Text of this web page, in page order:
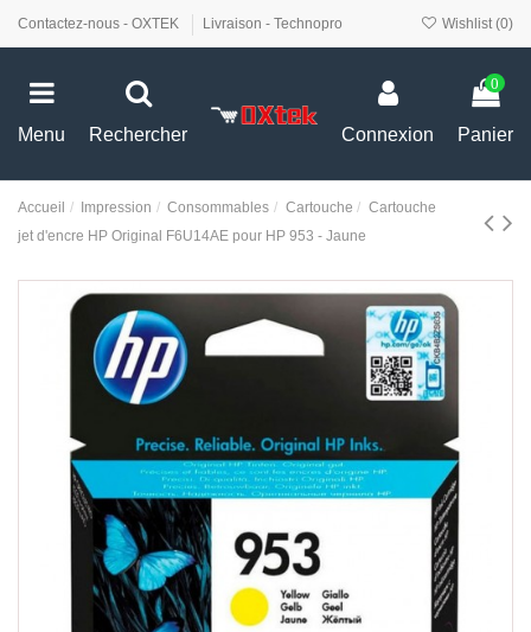
Contactez-nous - OXTEK Livraison - Technopro Wishlist (0)
Menu Rechercher Connexion
0
Panier
Accueil Impression Consommables Cartouche
Cartouche
jet d'encre HP Original F6U14AE pour HP 953 - Jaune